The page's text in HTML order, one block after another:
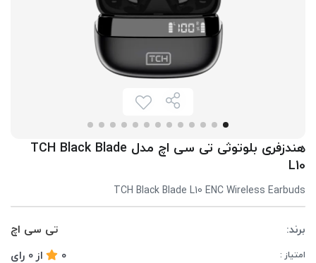
هندزفری بلوتوثی تی سی اچ مدل TCH Black Blade
L10
TCH Black Blade L10 ENC Wireless Earbuds
برند: تی سی اچ
امتیاز : 0 از0 رای